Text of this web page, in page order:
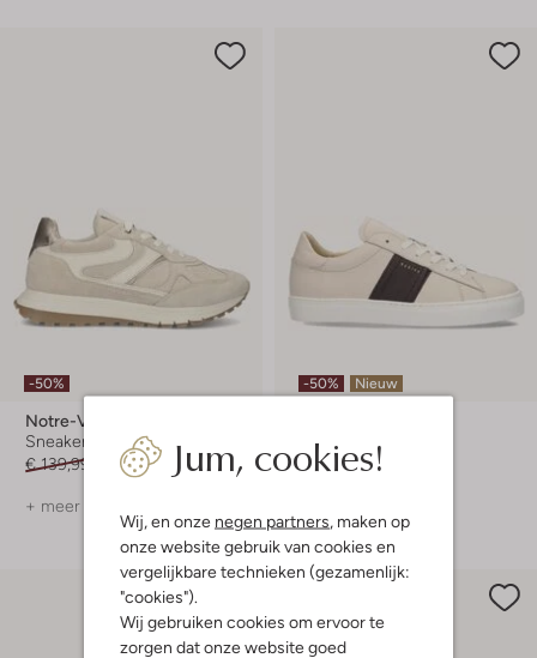
Jum, cookies!
Wij, en onze negen partners, maken op
onze website gebruik van cookies en
vergelijkbare technieken (gezamenlijk:
"cookies").
Wij gebruiken cookies om ervoor te
zorgen dat onze website goed
-50%
Notre-V
Sneakers
€ 139,99
€ 69,99
+ meer kleuren
-50% Nieuw
Lage sneakers
€ 219,99 € 109,99